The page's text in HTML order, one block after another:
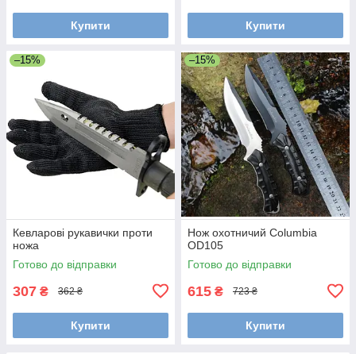
Купити Купити
–15%
Кевларові рукавички проти
ножа
Готово до відправки
307 ₴ 362 ₴
Купити
–15%
Нож охотничий Columbia
OD105
Готово до відправки
615 ₴ 723 ₴
Купити